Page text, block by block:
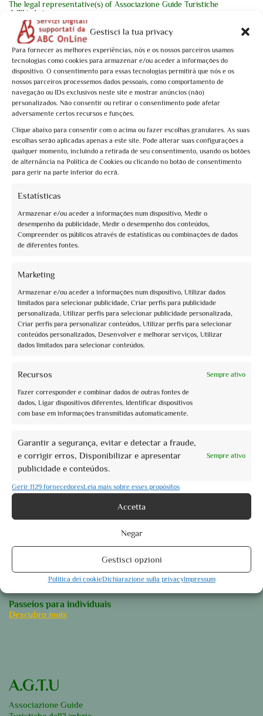
Gestisci la tua privacy
Para fornecer as melhores experiências, nós e os nossos parceiros usamos
tecnologias como cookies para armazenar e/ou aceder a informações do
dispositivo. O consentimento para essas tecnologias permitirá que nós e os
nossos parceiros processemos dados pessoais, como comportamento de
navegação ou IDs exclusivos neste site e mostrar anúncios (não)
personalizados. Não consentir ou retirar o consentimento pode afetar
adversamente certos recursos e funções.
Clique abaixo para consentir com o acima ou fazer escolhas granulares. As suas
escolhas serão aplicadas apenas a este site. Pode alterar suas configurações a
qualquer momento, incluindo a retirada de seu consentimento, usando os botões
de alternância na Política de Cookies ou clicando no botão de consentimento
para gerir na parte inferior do ecrã.
Estatísticas
Armazenar e/ou aceder a informações num dispositivo, Medir o
desempenho da publicidade, Medir o desempenho dos conteúdos,
Compreender os públicos através de estatísticas ou combinações de dados
de diferentes fontes.
Marketing
Armazenar e/ou aceder a informações num dispositivo, Utilizar dados
limitados para selecionar publicidade, Criar perfis para publicidade
personalizada, Utilizar perfis para selecionar publicidade personalizada,
Criar perfis para personalizar conteúdos, Utilizar perfis para selecionar
conteúdos personalizados, Desenvolver e melhorar serviços, Utilizar
dados limitados para selecionar conteúdos.
Recursos Sempre ativo
Fazer corresponder e combinar dados de outras fontes de
dados, Ligar dispositivos diferentes, Identificar dispositivos
com base em informações transmitidas automaticamente.
Garantir a segurança, evitar e detectar a fraude,
e corrigir erros, Disponibilizar e apresentar
publicidade e conteúdos.
Sempre ativo
Gerir 1129 fornecedoresLeia mais sobre esses propósitos
Accetta
Negar
Gestisci opzioni
Politica dei cookieDichiarazione sulla privacyImpressum
The legal representative(s) of Associazione Guide Turistiche
dell'Umbria :
Giorgia Pileri
1. General
1.1 We are registered at Registro della Regione Umbria under the
license or registration number:
We are not willing or obliged to participate in dispute resolution
procedures before a consumer arbitration board.
2. The following information is mandatory according to German law.
info@assoguide.it
+39 075 815228
Inscreva-se para a newsletter gratuita e mantenha-se atualizado
Lugares do coração
Perugia
Assisi
Foligno
Nossas excursões para Grupo
Visitas guiadas
Passeios para individuais
Descubra mais
A.G.T.U
Associazione Guide